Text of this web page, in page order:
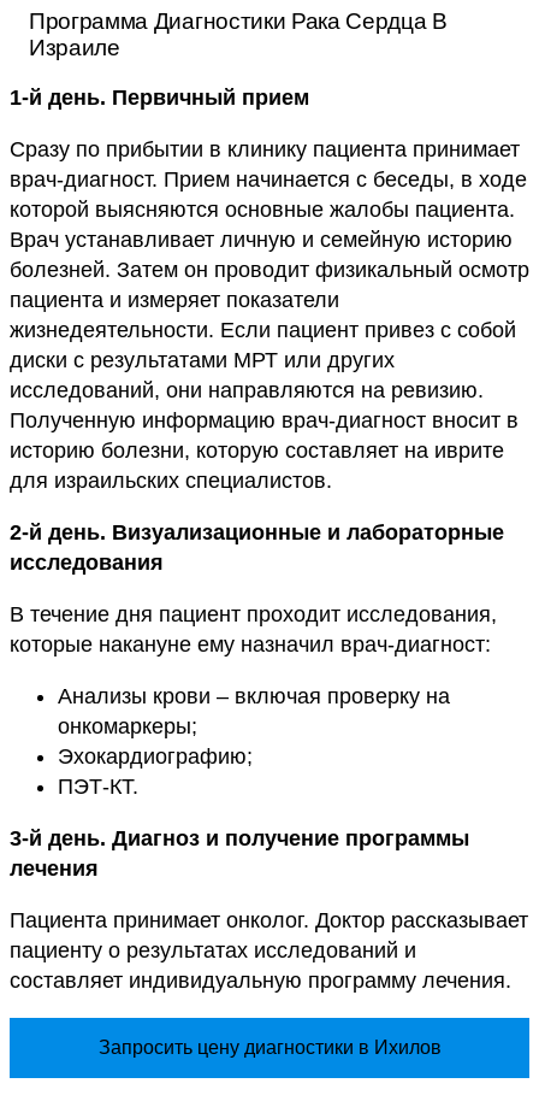
Программа Диагностики Рака Сердца В
Израиле
1-й день. Первичный прием
Сразу по прибытии в клинику пациента принимает
врач-диагност. Прием начинается с беседы, в ходе
которой выясняются основные жалобы пациента.
Врач устанавливает личную и семейную историю
болезней. Затем он проводит физикальный осмотр
пациента и измеряет показатели
жизнедеятельности. Если пациент привез с собой
диски с результатами МРТ или других
исследований, они направляются на ревизию.
Полученную информацию врач-диагност вносит в
историю болезни, которую составляет на иврите
для израильских специалистов.
2-й день. Визуализационные и лабораторные
исследования
В течение дня пациент проходит исследования,
которые накануне ему назначил врач-диагност:
Анализы крови – включая проверку на
онкомаркеры;
Эхокардиографию;
ПЭТ-КТ.
3-й день. Диагноз и получение программы
лечения
Пациента принимает онколог. Доктор рассказывает
пациенту о результатах исследований и
составляет индивидуальную программу лечения.
Запросить цену диагностики в Ихилов